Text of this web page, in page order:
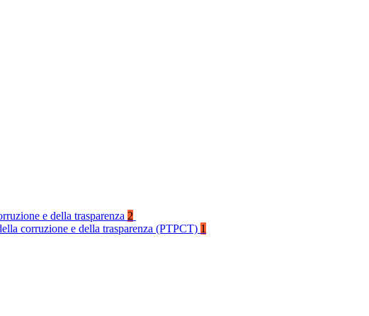
e della trasparenza 2
corruzione e della trasparenza (PTPCT) 1